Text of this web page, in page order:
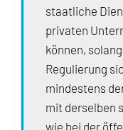
staatliche
privaten
können,
Regulierung
mindestens
mit derselben
wie bei der